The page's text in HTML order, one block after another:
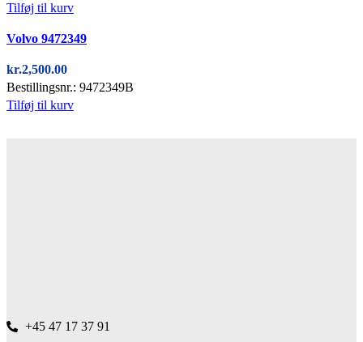
Tilføj til kurv
Volvo 9472349
kr.2,500.00
Bestillingsnr.: 9472349B
Tilføj til kurv
+45 47 17 37 91